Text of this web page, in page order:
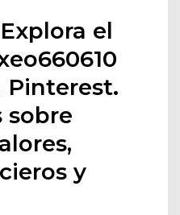
el
Pinterest.
sobre
y